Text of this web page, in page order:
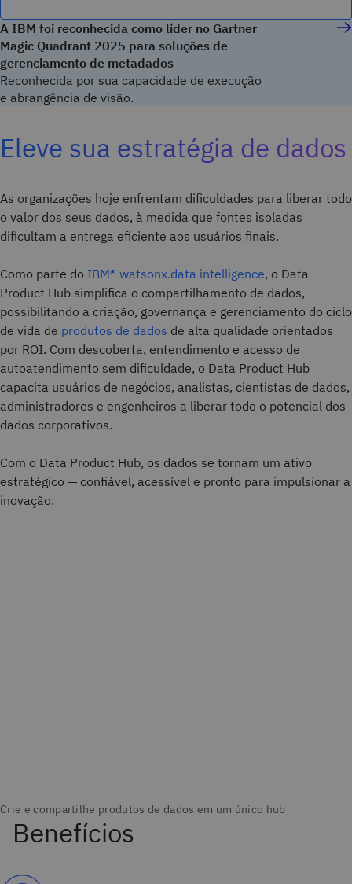
A IBM foi reconhecida como líder no Gartner
Magic Quadrant 2025 para soluções de
gerenciamento de metadados
Reconhecida por sua capacidade de execução
e abrangência de visão.
Eleve sua estratégia de dados
As organizações hoje enfrentam dificuldades para liberar todo
o valor dos seus dados, à medida que fontes isoladas
dificultam a entrega eficiente aos usuários finais.
Como parte do IBM® watsonx.data intelligence, o Data
Product Hub simplifica o compartilhamento de dados,
possibilitando a criação, governança e gerenciamento do ciclo
de vida de produtos de dados de alta qualidade orientados
por ROI. Com descoberta, entendimento e acesso de
autoatendimento sem dificuldade, o Data Product Hub
capacita usuários de negócios, analistas, cientistas de dados,
administradores e engenheiros a liberar todo o potencial dos
dados corporativos.
Com o Data Product Hub, os dados se tornam um ativo
estratégico — confiável, acessível e pronto para impulsionar a
inovação.